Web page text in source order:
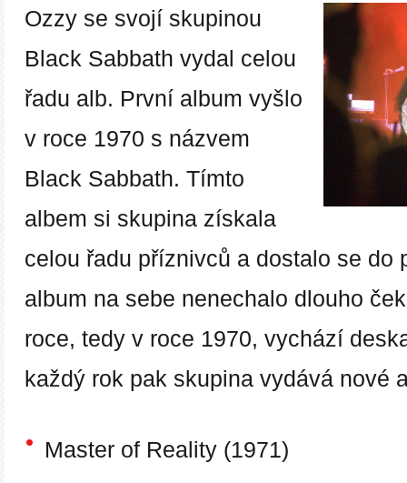
Ozzy se svojí skupinou
Black Sabbath vydal celou
řadu alb. První album vyšlo
v roce 1970 s názvem
Black Sabbath. Tímto
albem si skupina získala
celou řadu příznivců a dostalo se do
album na sebe nenechalo dlouho
roce, tedy v roce 1970, vychází
každý rok pak skupina vydává nové
Master of Reality (1971)